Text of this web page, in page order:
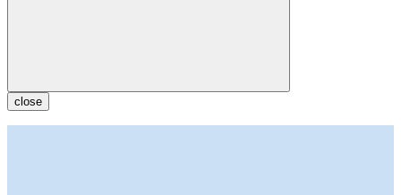
close